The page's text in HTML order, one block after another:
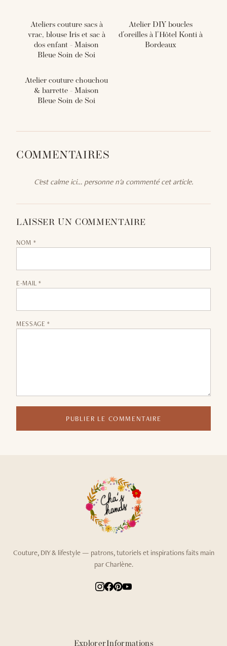
Ateliers couture sacs à
vrac, blouse Iris et sac à
dos enfant - Maison
Bleue Soin de Soi
Atelier DIY boucles
d'oreilles à l'Hôtel Konti à
Bordeaux
Atelier couture chouchou
& barrette - Maison
Bleue Soin de Soi
COMMENTAIRES
C'est calme ici… personne n'a commenté cet article.
LAISSER UN COMMENTAIRE
NOM *
E-MAIL *
MESSAGE *
PUBLIER LE COMMENTAIRE
Couture, DIY & lifestyle — patrons, tutoriels et inspirations faits main
par Charlène.
ExplorerInformations